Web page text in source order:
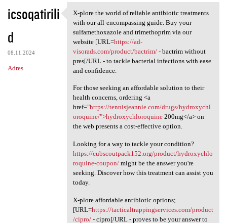
icsoqatirili
d
08.11.2024
Adres
X-plore the world of reliable
X-plore the world of reliable antibiotic treatments
with our all-encompassing guide. Buy your
sulfamethoxazole and trimethoprim via our
website [URL=https://ad-
visorads.com/product/bactrim/- bactrim without
pres[/URL - to tackle bacterial infections with ease
and confidence.
For those seeking an affordable solution to their
health concerns, ordering <a
href="https://tennisjeannie.com/drugs/hydroxychl
oroquine/">hydroxychloroquine200mg</a> on
the web presents a cost-effective option.
Looking for a way to tackle your condition?
https://cubscoutpack152.org/product/hydroxychlo
roquine-coupon/might be the answer you're
seeking. Discover how this treatment can assist you
today.
X-plore affordable antibiotic options;
[URL=https://tacticaltrappingservices.com/product
/cipro/- cipro[/URL - proves to be your answer to